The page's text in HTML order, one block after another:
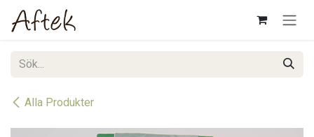
Hoppa till innehåll
Alla Produkter